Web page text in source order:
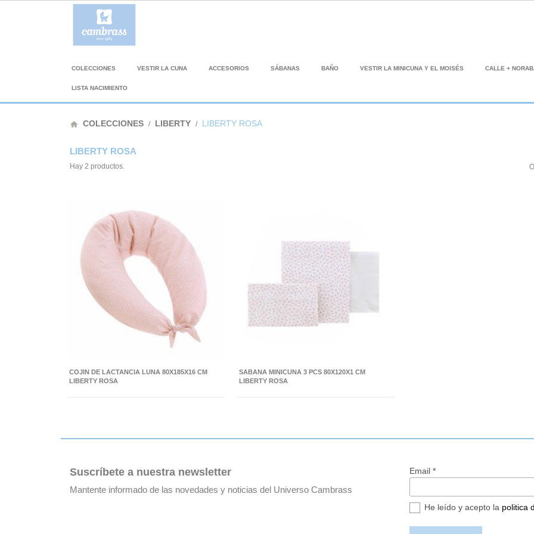
COLECCIONES VESTIR LA CUNA ACCESORIOS SÁBANAS BAÑO VESTIR LA MINICUNA Y EL MOISÉS CALLE +
LISTA NACIMIENTO
home COLECCIONES LIBERTY LIBERTY ROSA
LIBERTY ROSA
Hay 2 productos.
COJIN DE LACTANCIA LUNA 80X185X16 CM
LIBERTY ROSA
SABANA MINICUNA 3 PCS 80X120X1 CM
LIBERTY ROSA
Suscríbete a nuestra newsletter
Mantente informado de las novedades y noticias del Universo Cambrass
Email *
He leído y acepto la politica